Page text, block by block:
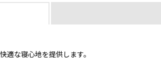
な寝心地を提供します。